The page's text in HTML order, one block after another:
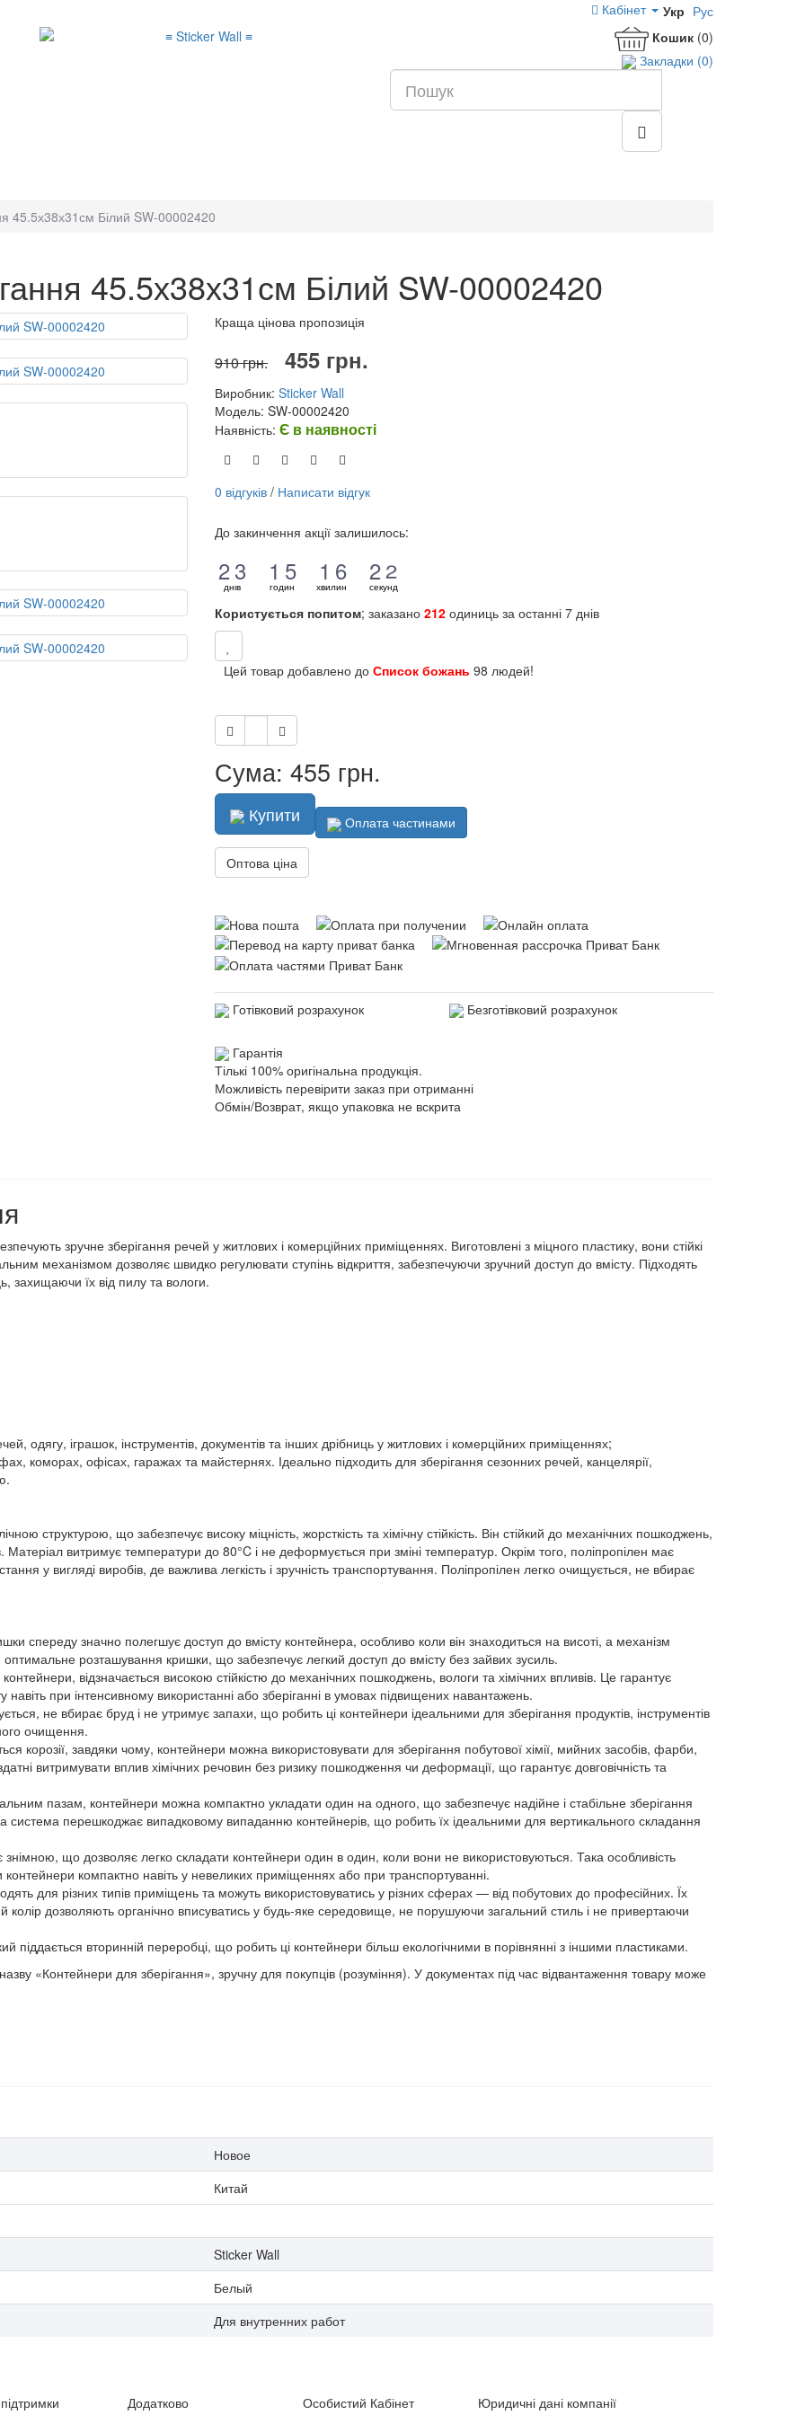
Укр Рус
Кабінет
Кошик (0)
Закладки (0)
45.5х38х31см Білий SW-00002420
45.5х38х31см Білий SW-00002420
Краща цінова пропозиція
910 грн. 455 грн.
Виробник: Sticker Wall
Модель: SW-00002420
Наявність: Є в наявності
0 відгуків / Написати відгук
До закинчення акції залишилось:
днів
1
1
2
22
2
3
3
годин
1
1
1
1 4
4
5
5
хвилин
1
1
1
1 5
5
6
6
секунд
3
3
2
22
2
1
Користується попитом; заказано 212 одиниць за останні 7 днів
Цей товар добавлено до Список божань 98 людей!
Сума: 455 грн.
Купити Оплата частинами
Оптова ціна
Готівковий розрахунок Безготівковий розрахунок
Гарантія
Тількі 100% оригінальна продукція.
Можливість перевірити заказ при отриманні
Обмін/Возврат, якщо упаковка не вскрита
зручне зберігання речей у житлових і комерційних приміщеннях. Виготовлені з міцного пластику, вони стійкі
механізмом дозволяє швидко регулювати ступінь відкриття, забезпечуючи зручний доступ до вмісту. Підходять
захищаючи їх від пилу та вологи.
одягу, іграшок, інструментів, документів та інших дрібниць у житлових і комерційних приміщеннях;
коморах, офісах, гаражах та майстернях. Ідеально підходить для зберігання сезонних речей, канцелярії,
структурою, що забезпечує високу міцність, жорсткість та хімічну стійкість. Він стійкий до механічних пошкоджень,
Матеріал витримує температури до 80°C і не деформується при зміні температур. Окрім того, поліпропілен має
у вигляді виробів, де важлива легкість і зручність транспортування. Поліпропілен легко очищується, не вбирає
спереду значно полегшує доступ до вмісту контейнера, особливо коли він знаходиться на висоті, а механізм
розташування кришки, що забезпечує легкий доступ до вмісту без зайвих зусиль.
відзначається високою стійкістю до механічних пошкоджень, вологи та хімічних впливів. Це гарантує
навіть при інтенсивному використанні або зберіганні в умовах підвищених навантажень.
не вбирає бруд і не утримує запахи, що робить ці контейнери ідеальними для зберігання продуктів, інструментів
очищення.
корозії, завдяки чому, контейнери можна використовувати для зберігання побутової хімії, мийних засобів, фарби,
витримувати вплив хімічних речовин без ризику пошкодження чи деформації, що гарантує довговічність та
пазам, контейнери можна компактно укладати один на одного, що забезпечує надійне і стабільне зберігання
система перешкоджає випадковому випаданню контейнерів, що робить їх ідеальними для вертикального складання
що дозволяє легко складати контейнери один в один, коли вони не використовуються. Така особливість
компактно навіть у невеликих приміщеннях або при транспортуванні.
для різних типів приміщень та можуть використовуватись у різних сферах — від побутових до професійних. Їх
колір дозволяють органічно вписуватись у будь-яке середовище, не порушуючи загальний стиль і не привертаючи
піддається вторинній переробці, що робить ці контейнери більш екологічними в порівнянні з іншими пластиками.
«Контейнери для зберігання», зручну для покупців (розуміння). У документах під час відвантаження товару може
Новое
Китай
Sticker Wall
Белый
Для внутренних работ
Додатково Особистий Кабінет Юридичні дані компанії